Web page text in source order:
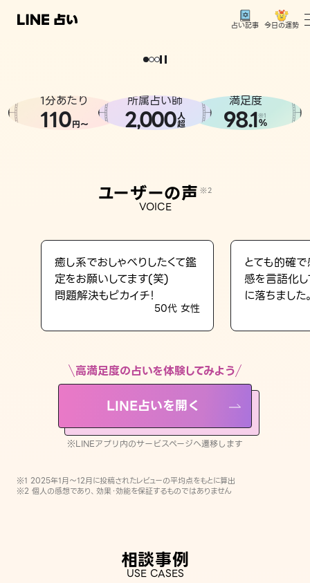
占い記事 今日の運勢
相談事例
占い記事
LINE占いを開く
※LINEアプリ内のサービスページへ遷移します
どうせなら
。
1分あたり
110円〜
所属占い師
2,000人
超
満足度
98.1※1
%
ユーザーの声 ※2
VOICE
癒し系でおしゃべりしたくて鑑
定をお願いしてます(笑)
問題解決もピカイチ！
50代 女性
とても的確
感を言語化
に落ちました
高満足度の占いを体験してみよう
LINE占いを開く
※LINEアプリ内のサービスページへ遷移します
※1 2025年1月〜12月に投稿されたレビューの平均点をもとに算出
※2 個人の感想であり、効果・効能を保証するものではありません
相談事例
USE CASES